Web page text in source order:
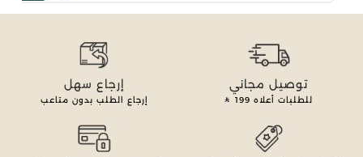
توصيل مجاني
للطلبات أعلاه 199
إرجاع سهل
إرجاع الطلب بدون متاعب